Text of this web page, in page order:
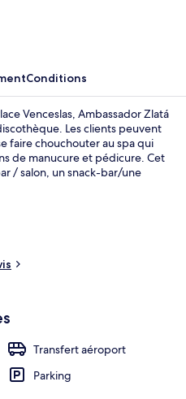
Conditions
Venceslas, Ambassador Zlatá
Les clients peuvent
faire chouchouter au spa qui
de manucure et pédicure. Cet
/ salon, un snack-bar/une
des transports publics : Station
quelques foulées et Arrêt
pied.
Transfert aéroport
Parking